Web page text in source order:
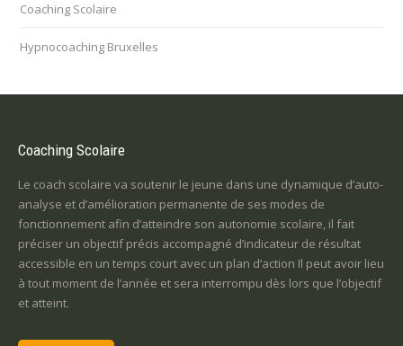
Coaching Scolaire
Hypnocoaching Bruxelles
Coaching Scolaire
Le coach scolaire va soutenir le jeune dans une dynamique d’auto-
analyse et d’amélioration permanente de ses modes de
fonctionnement afin d’atteindre son autonomie scolaire, il fait
préciser un objectif précis accompagné d’indicateur de résultat
accessible en un temps court avec un plan d’action Il peut avoir lieu
à tout moment de l’année et sera interrompu dès lors que l’objectif
et atteint.